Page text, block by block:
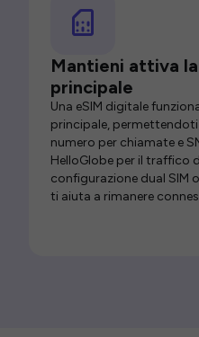
Mantieni attiva
principale
Una eSIM digitale
principale,
numero per chiamate e
HelloGlobe per il traffico
configurazione dual SIM
ti aiuta a rimanere